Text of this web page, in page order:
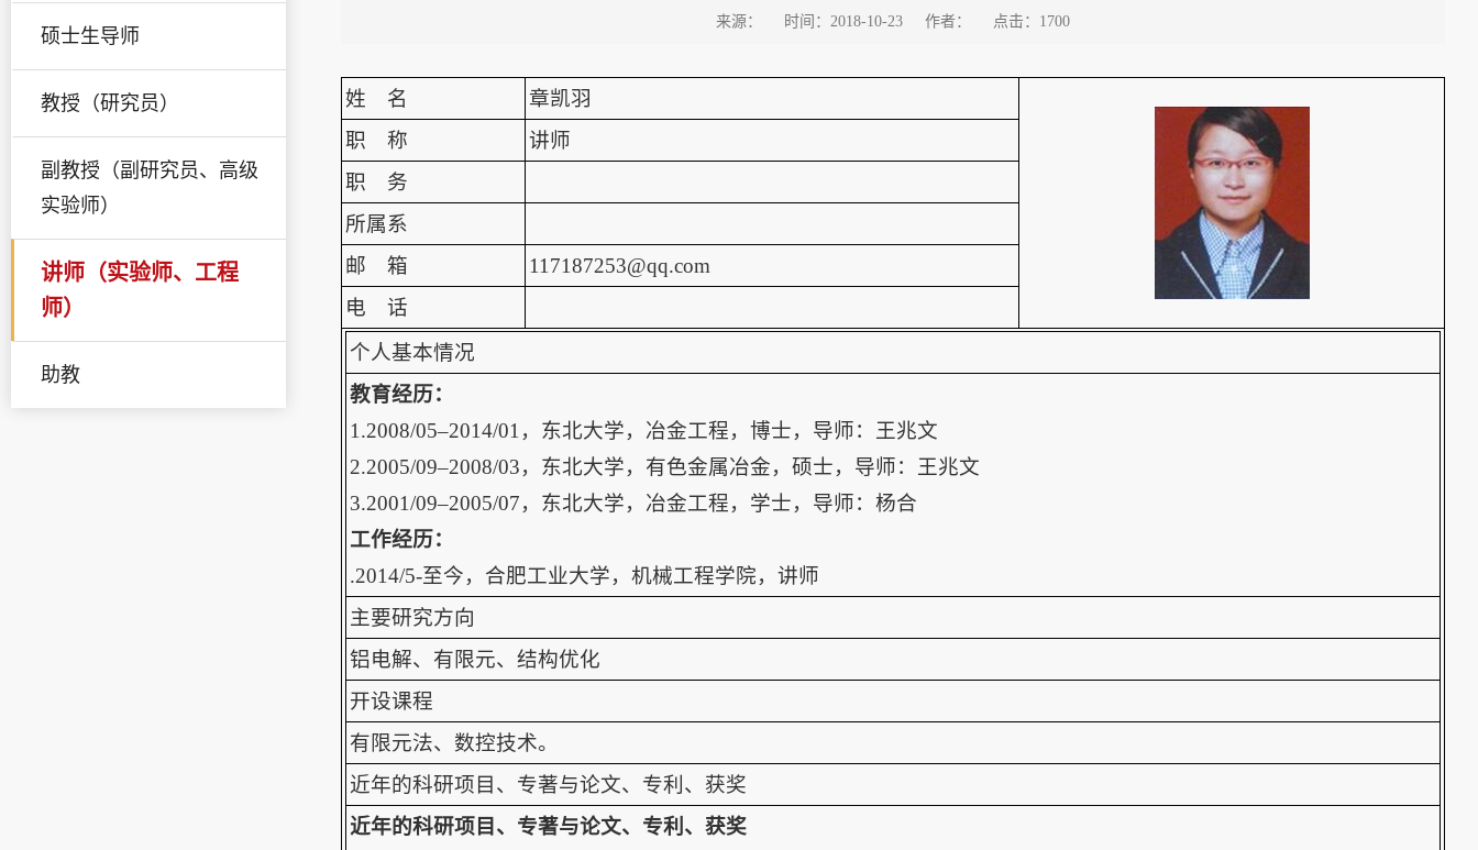
硕士生导师
教授（研究员）
副教授（副研究员、高级
实验师）
讲师（实验师、工程
师）
助教
来源： 时间：2018-10-23 作者： 点击： 1700
姓 名
章凯羽
职 称
讲师
职 务
所属系
邮 箱
117187253@qq.com
电 话
个人基本情况
教育经历：
1.2008/05–2014/01，东北大学，冶金工程，博士，导师：王兆文
2.2005/09–2008/03，东北大学，有色金属冶金，硕士，导师：王兆文
3.2001/09–2005/07，东北大学，冶金工程，学士，导师：杨合
工作经历：
.2014/5-至今，合肥工业大学，机械工程学院，讲师
主要研究方向
铝电解、有限元、结构优化
开设课程
有限元法、数控技术。
近年的科研项目、专著与论文、专利、获奖
近年的科研项目、专著与论文、专利、获奖